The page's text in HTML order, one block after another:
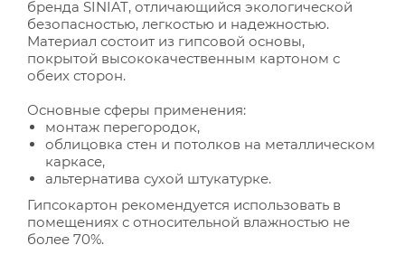
бренда SINIAT, отличающийся экологической
безопасностью, легкостью и надежностью.
Материал состоит из гипсовой основы,
покрытой высококачественным картоном с
обеих сторон.
Основные сферы применения:
монтаж перегородок,
облицовка стен и потолков на металлическом
каркасе,
альтернатива сухой штукатурке.
Гипсокартон рекомендуется использовать в
помещениях с относительной влажностью не
более 70%.